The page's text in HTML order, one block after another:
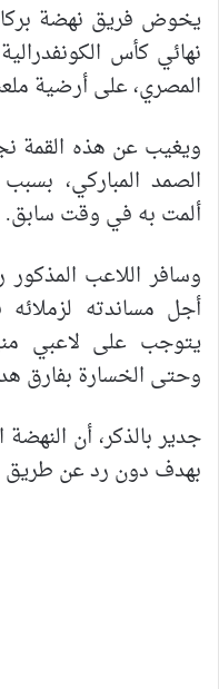
يخوض فريق نهضة
نهائي كأس
المصري، على أرضية
ويغيب عن هذه القمة
الصمد المباركي،
ألمت به في وقت سابق.
وسافر اللاعب
أجل مساندته
يتوجب على لاعبي
وحتى الخسارة بفارق
جدير بالذكر، أن
بهدف دون رد عن طريق